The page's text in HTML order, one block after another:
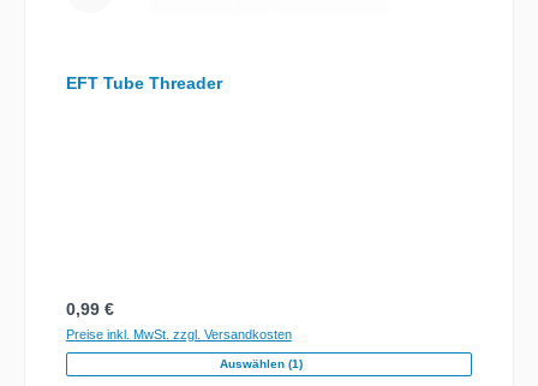
EFT Tube Threader
Regulärer Preis:
0,99 €
Preise inkl. MwSt. zzgl. Versandkosten
Auswählen (1)